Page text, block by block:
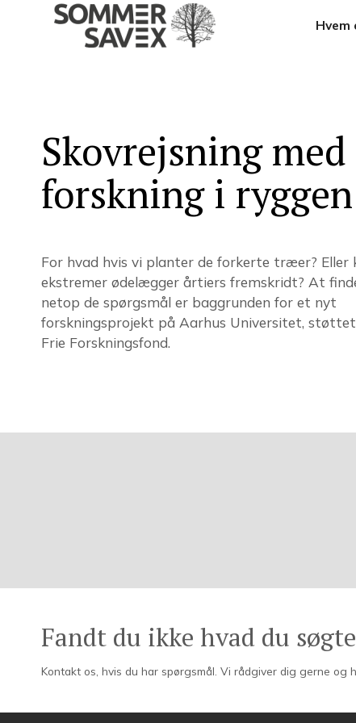
Hvem
Skovrejsning med
forskning i ryggen
For hvad hvis vi planter de forkerte træer? Eller
ekstremer ødelægger årtiers fremskridt? At
netop de spørgsmål er baggrunden for et nyt
forskningsprojekt på Aarhus Universitet,
Frie Forskningsfond.
Fandt du ikke hvad du
Kontakt os, hvis du har spørgsmål. Vi rådgiver dig gerne og